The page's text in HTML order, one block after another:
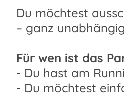
Du möchtest
– ganz
Für wen ist das
- Du hast am
- Du möchtest